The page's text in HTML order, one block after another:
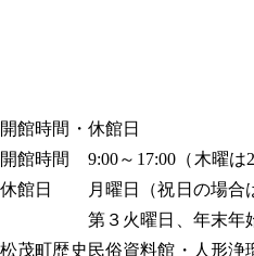
開館時間・休館日
開館時間 9:00～17:00（木曜は
休館日 月曜日（祝日の場合
第３火曜日、年末年始（
松茂町歴史民俗資料館・人形浄